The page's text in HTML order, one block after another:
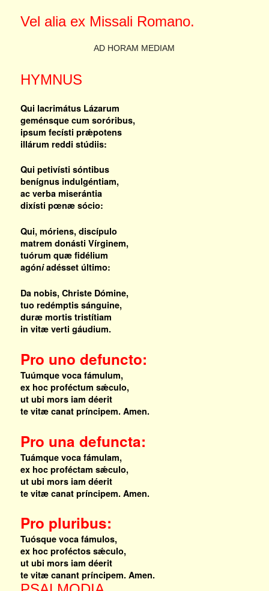
Vel alia ex Missali Romano.
AD HORAM MEDIAM
HYMNUS
Qui lacrimátus Lázarum
geménsque cum soróribus,
ipsum fecísti prǽpotens
illárum reddi stúdiis:
Qui petivísti sóntibus
benígnus indulgéntiam,
ac verba miserántia
dixísti pœnæ sócio:
Qui, móriens, discípulo
matrem donásti Vírginem,
tuórum quæ fidélium
agóniadésset último:
Da nobis, Christe Dómine,
tuo redémptis sánguine,
duræ mortis tristítiam
in vitæ verti gáudium.
Pro uno defuncto:
Tuúmque voca fámulum,
ex hoc proféctum sǽculo,
ut ubi mors iam déerit
te vitæ canat príncipem. Amen.
Pro una defuncta:
Tuámque voca fámulam,
ex hoc proféctam sǽculo,
ut ubi mors iam déerit
te vitæ canat príncipem. Amen.
Pro pluribus:
Tuósque voca fámulos,
ex hoc proféctos sǽculo,
ut ubi mors iam déerit
te vitæ canant príncipem. Amen.